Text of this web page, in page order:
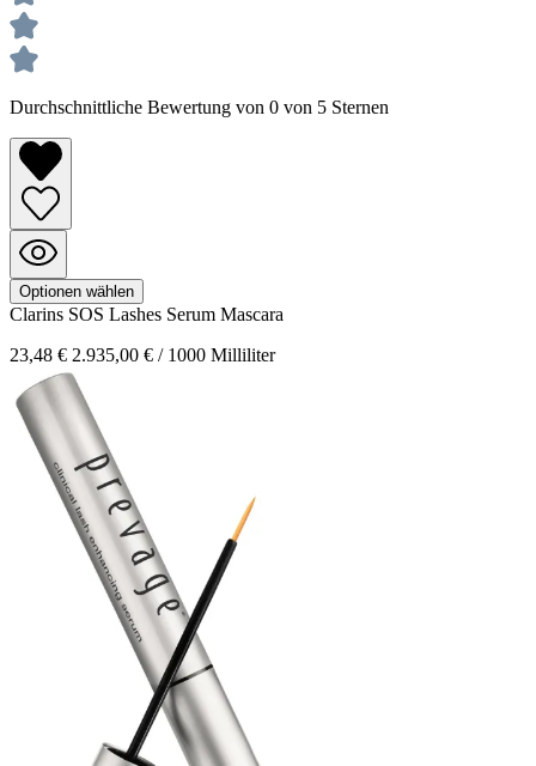
Durchschnittliche Bewertung von 0 von 5 Sternen
Optionen wählen
Clarins SOS Lashes Serum Mascara
23,48 € 2.935,00 € / 1000 Milliliter